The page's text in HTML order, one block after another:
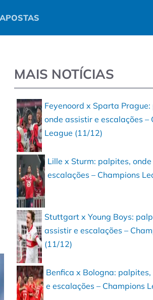
APOSTAS
MAIS NOTÍCIAS
Feyenoord x Sparta
onde assistir e escalações –
League (11/12)
Lille x Sturm: palpites,
escalações – Champions
Stuttgart x Young Boys:
assistir e escalações –
(11/12)
Benfica x Bologna:
e escalações – Champions